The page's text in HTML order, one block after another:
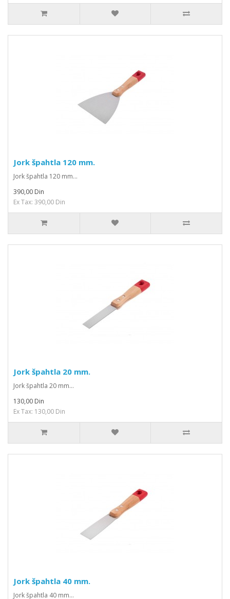
Jork špahtla 120 mm.
Jork špahtla 120 mm...
390,00 Din
Ex Tax: 390,00 Din
Jork špahtla 20 mm.
Jork špahtla 20 mm...
130,00 Din
Ex Tax: 130,00 Din
Jork špahtla 40 mm.
Jork špahtla 40 mm...